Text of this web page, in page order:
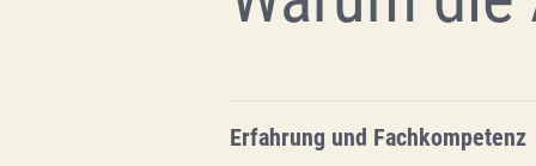
Erfahrung und Fachkompetenz